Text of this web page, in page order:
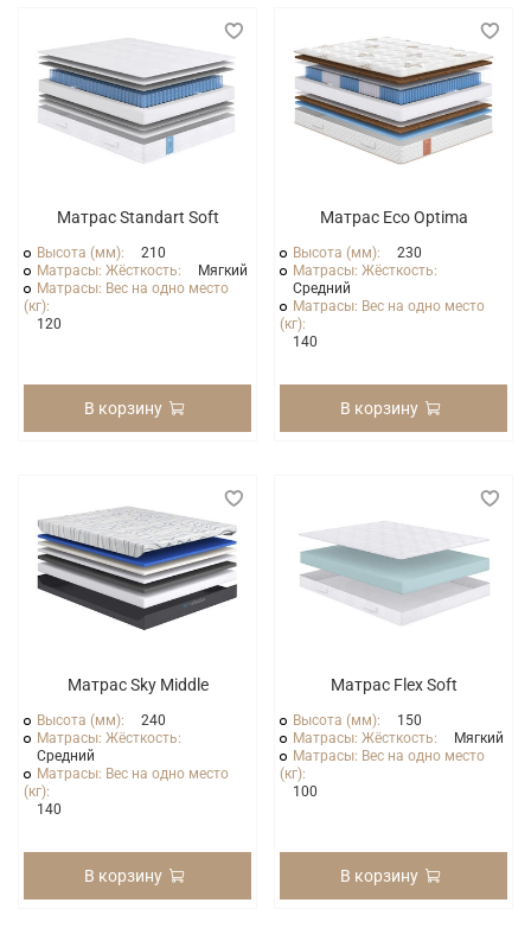
Матрас Standart Soft
Высота (мм):
210
Матрасы: Жёсткость:
Мягкий
Матрасы: Вес на одно место
(кг):
120
В корзину
Матрас Eco Optima
Высота (мм):
230
Матрасы: Жёсткость:
Средний
Матрасы: Вес на одно место
(кг):
140
В корзину
Матрас Sky Middle
Высота (мм):
240
Матрасы: Жёсткость:
Средний
Матрасы: Вес на одно место
(кг):
140
В корзину
Матрас Flex Soft
Высота (мм):
150
Матрасы: Жёсткость:
Мягкий
Матрасы: Вес на одно место
(кг):
100
В корзину